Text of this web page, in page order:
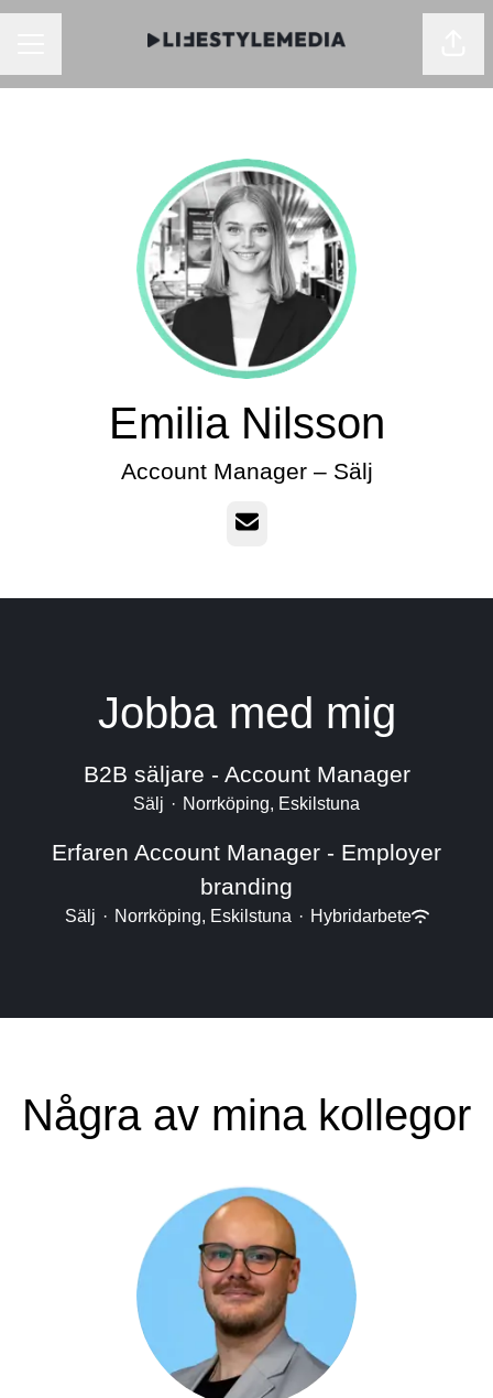
Emilia Nilsson
Account Manager – Sälj
E-post
Jobba med mig
B2B säljare - Account Manager
Sälj · Norrköping, Eskilstuna
Erfaren Account Manager - Employer
branding
Sälj · Norrköping, Eskilstuna · Hybridarbete
Några av mina kollegor